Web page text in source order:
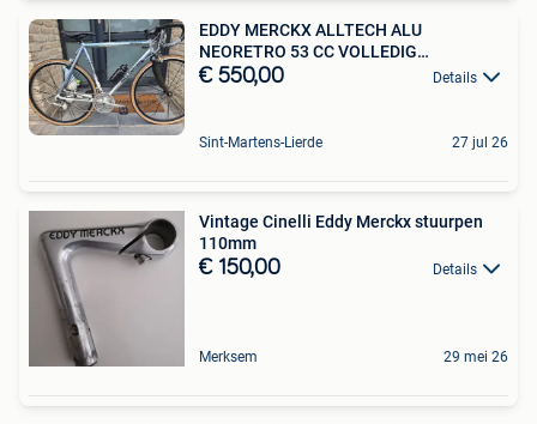
EDDY MERCKX ALLTECH ALU
NEORETRO 53 CC VOLLEDIG
VERNIEUWD
€ 550,00 Details
Sint-Martens-Lierde 27 jul 26
Vintage Cinelli Eddy Merckx stuurpen
110mm
€ 150,00 Details
Merksem 29 mei 26